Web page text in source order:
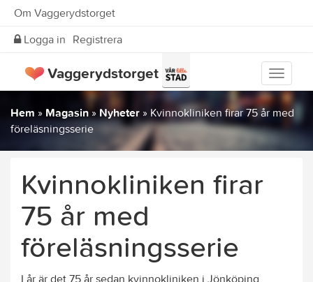
Om Vaggerydstorget
Logga in Registrera
Visa
meny
Vaggerydstorget
Hem » Magasin» Nyheter » Kvinnokliniken firar 75 år med
föreläsningsserie
Kvinnokliniken firar
75 år med
föreläsningsserie
I år är det 75 år sedan kvinnokliniken i Jönköping